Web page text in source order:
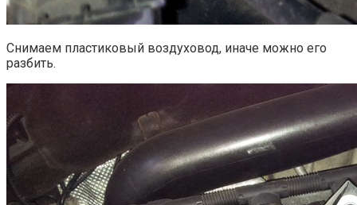
Снимаем пластиковый воздуховод, иначе можно его
разбить.